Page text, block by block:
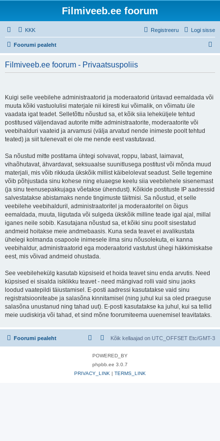
Filmiveeb.ee foorum
KKK Logi sisse
Registreeru
Foorumi pealeht
Filmiveeb.ee foorum - Privaatsuspoliis
Kuigi selle veebilehe administraatorid ja moderaatorid üritavad eemaldada või
muuta kõiki vastuolulisi materjale nii kiiresti kui võimalik, on võimatu üle
vaadata igat teadet. Selletõttu nõustud sa, et kõik siia leheküljele tehtud
postitused väljendavad autorite mitte administraatorite, moderaatorite või
veebihalduri vaateid ja arvamusi (välja arvatud nende inimeste poolt tehtud
teated) ja siit tulenevalt ei ole me nende eest vastutavad.
Sa nõustud mitte postitama ühtegi solvavat, roppu, labast, laimavat,
vihaõhutavat, ähvardavat, seksuaalse suunitlusega postitust või mõnda muud
materjali, mis võib rikkuda ükskõik millist käibelolevat seadust. Selle tegemine
võib põhjustada sinu kohese ning eluaegse keelu siia veebilehele sisenemast
(ja sinu teenusepakkujaga võetakse ühendust). Kõikide postituste IP aadressid
salvestatakse abistamaks nende tingimuste täitmisi. Sa nõustud, et selle
veebilehe veebihalduril, administraatoritel ja moderaatoritel on õigus
eemaldada, muuta, liigutada või sulgeda ükskõik milline teade igal ajal, millal
iganes neile sobib. Kasutajana nõustud sa, et kõiki sinu poolt sisestatud
andmeid hoitakse meie andmebaasis. Kuna seda teavet ei avalikustata
ühelegi kolmanda osapoole inimesele ilma sinu nõusolekuta, ei kanna
veebihaldur, administraatorid ega moderaatorid vastutust ühegi häkkimiskatse
eest, mis võivad andmeid ohustada.
See veebilehekülg kasutab küpsiseid et hoida teavet sinu enda arvutis. Need
küpsised ei sisalda isiklikku teavet - need mängivad rolli vaid sinu jaoks
loodud vaatepildi täiustamisel. E-posti aadressi kasutatakse vaid sinu
registratsiooniteabe ja salasõna kinnitamisel (ning juhul kui sa oled praeguse
salasõna unustanud ning tahad uut). E-posti kasutatakse ka juhul, kui sa tellid
meie uudiskirja või tahad, et sind mõne foorumiteema uuenemisel teavitataks.
Foorumi pealeht Kõik kellaajad on UTC_OFFSET Etc/GMT-3
POWERED_BY
phpbb.ee 3.0.7
PRIVACY_LINK | TERMS_LINK